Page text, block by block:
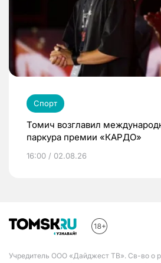
Спорт
Томич возглавил
паркура премии «КАРДО»
16:00 / 02.08.26
Учредитель ООО «Дайджест ТВ». Св-во